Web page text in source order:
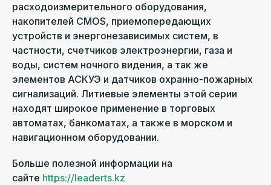
расходоизмерительного оборудования,
накопителей CMOS, приемопередающих
устройств и энергонезависимых систем, в
частности, счетчиков электроэнергии, газа и
воды, систем ночного видения, а так же
элементов АСКУЭ и датчиков охранно-пожарных
сигнализаций. Литиевые элементы этой серии
находят широкое применение в торговых
автоматах, банкоматах, а также в морском и
навигационном оборудовании.
Больше полезной информации на
сайте https://leaderts.kz